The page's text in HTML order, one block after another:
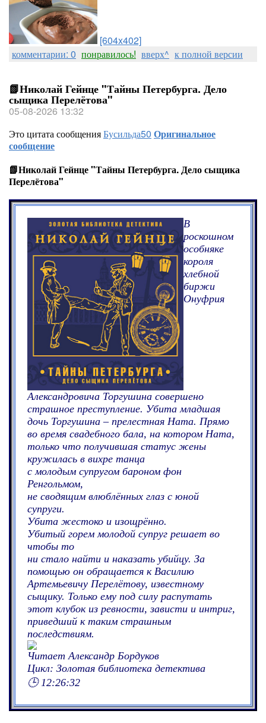
[604x402]
комментарии: 0 понравилось! вверх^ к полной версии
📗Николай Гейнце "Тайны Петербурга. Дело
сыщика Перелётова"
05-08-2026 13:32
Это цитата сообщенияБусильда50 Оригинальное
сообщение
📗Николай Гейнце "Тайны Петербурга. Дело сыщика
Перелётова"
В
роскошном
особняке
короля
хлебной
биржи
Онуфрия
Александровича Торгушина совершено
страшное преступление. Убита младшая
дочь Торгушина – прелестная Ната. Прямо
во время свадебного бала, на котором Ната,
только что получившая статус жены
кружилась в вихре танца
с молодым супругом бароном фон
Ренгольмом,
не сводящим влюблённых глаз с юной
супруги.
Убита жестоко и изощрённо.
Убитый горем молодой супруг решает во
чтобы то
ни стало найти и наказать убийцу. За
помощью он обращается к Василию
Артемьевичу Перелётову, известному
сыщику. Только ему под силу распутать
этот клубок из ревности, зависти и интриг,
приведший к таким страшным
последствиям.
Читает Александр Бордуков
Цикл: Золотая библиотека детектива
🕒 12:26:32